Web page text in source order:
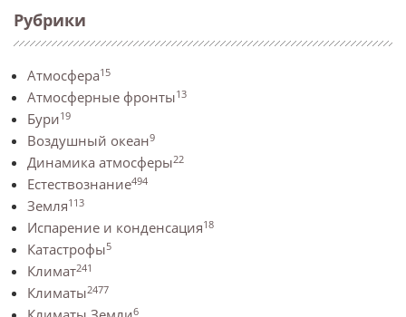
Рубрики
Атмосфера15
Атмосферные фронты13
Бури19
Воздушный океан9
Динамика атмосферы22
Естествознание494
Земля113
Испарение и конденсация18
Катастрофы5
Климат241
Климаты2477
6